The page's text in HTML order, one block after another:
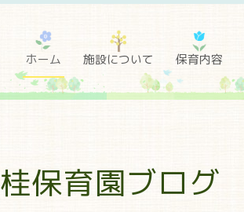
ホーム 施設について 保育内容
桂保育園ブログ